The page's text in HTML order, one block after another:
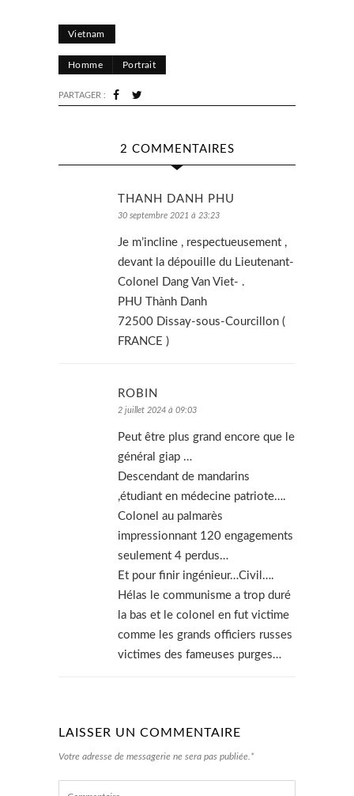
Vietnam
Homme Portrait
PARTAGER :
2 COMMENTAIRES
THANH DANH PHU
30 septembre 2021 à 23:23
Je m’incline , respectueusement ,
devant la dépouille du Lieutenant-
Colonel Dang Van Viet- .
PHU Thành Danh
72500 Dissay-sous-Courcillon (
FRANCE )
ROBIN
2 juillet 2024 à 09:03
Peut être plus grand encore que le
général giap …
Descendant de mandarins
,étudiant en médecine patriote….
Colonel au palmarès
impressionnant 120 engagements
seulement 4 perdus…
Et pour finir ingénieur…Civil….
Hélas le communisme a trop duré
la bas et le colonel en fut victime
comme les grands officiers russes
victimes des fameuses purges…
LAISSER UN COMMENTAIRE
Votre adresse de messagerie ne sera pas publiée.*